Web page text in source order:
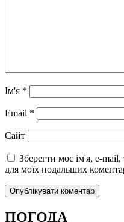
Ім'я *
Email *
Сайт
Зберегти моє ім'я, e-mail,
для моїх подальших
ПОГОДА